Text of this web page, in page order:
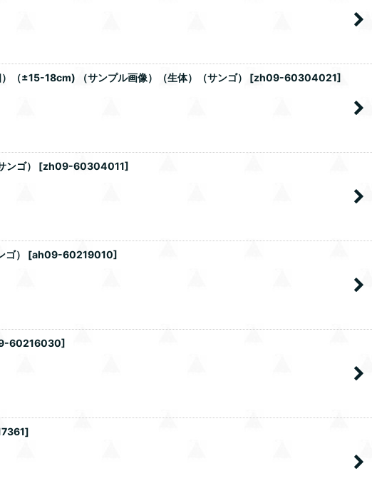
（±15-18cm) （サンプル画像）（生体）（サンゴ） [zh09-60304021]
ゴ） [zh09-60304011]
） [ah09-60219010]
60216030]
]